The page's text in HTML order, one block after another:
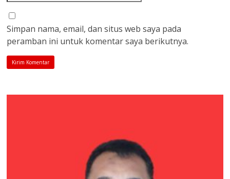
Simpan nama, email, dan situs web saya pada
peramban ini untuk komentar saya berikutnya.